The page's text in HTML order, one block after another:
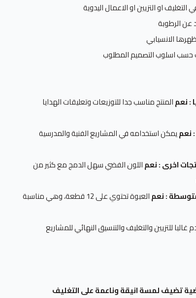
او التزيين او الاعمال اليدوية
الرطوبة
الانسيابي
اسلوب التصميم المطلوب
: نعمالمنتج مناسب جدا للتوزيعات وتعليقات الهدايا
نعميمكن استخدامه في المشاريع الفنية والمدرسية
اخرى : نعماللون الفضي سهل الدمج مع كثير من
: نعم
العبوة تحتوي على 12 قطعة، وهي مناسبة
غالبا للتزيين والتغليف والتنسيق النهائي للمشاريع
تضيف لمسة انيقة وناعمة على التغليف